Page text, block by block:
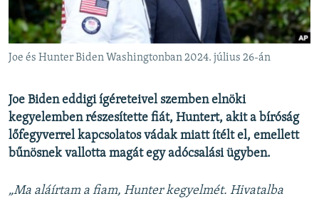
VILÁG
KLÍMAVÁLTOZÁS
A MÚLT TANULSÁGAI
KÖVESSEN MINKET!
Valamennyi RFE/RL weboldal
Joe és Hunter Biden Washingtonban 2024. július 26-án
Joe Biden eddigi ígéreteivel szemben elnöki
kegyelemben részesítette fiát, Huntert, akit a bíróság
lőfegyverrel kapcsolatos vádak miatt ítélt el, emellett
bűnösnek vallotta magát egy adócsalási ügyben.
„Ma aláírtam a fiam, Hunter kegyelmét. Hivatalba